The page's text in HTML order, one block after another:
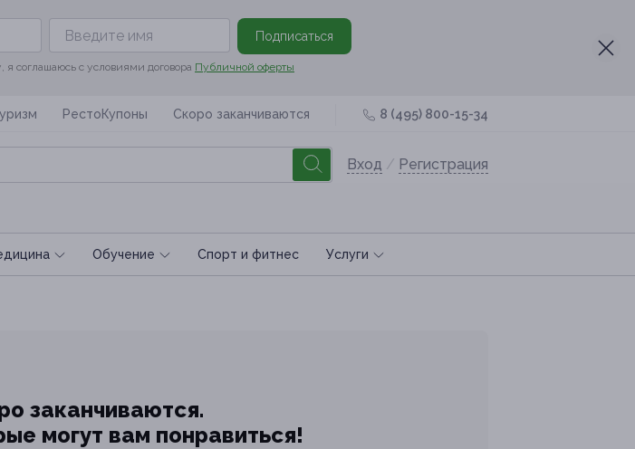
Подписаться
я соглашаюсь с условиями договора Публичной оферты
РестоКупоны Скоро заканчиваются 8 (495) 800-15-34
Вход / Регистрация
Обучение Спoрт и фитнес Услуги
заканчиваются.
могут вам понравиться!